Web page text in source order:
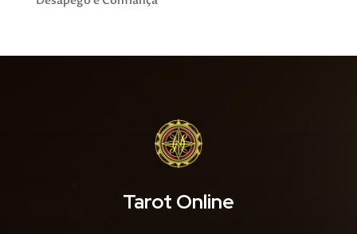
Tarot Online